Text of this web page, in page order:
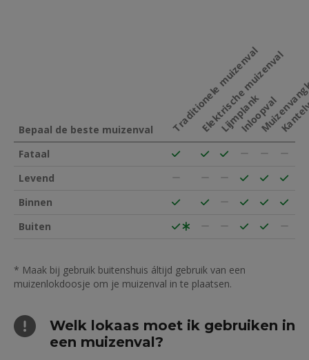
Soorten
muizenvallen
Bepaal de beste muizenval Traditionele muizenval
Elektrische muizenval
Lijmplank
Inloopval
Fataal
Levend
Binnen
Buiten
*
* Maak bij gebruik buitenshuis áltijd gebruik van een
muizenlokdoosje om je muizenval in te plaatsen.
Welk lokaas moet ik gebruiken in
een muizenval?